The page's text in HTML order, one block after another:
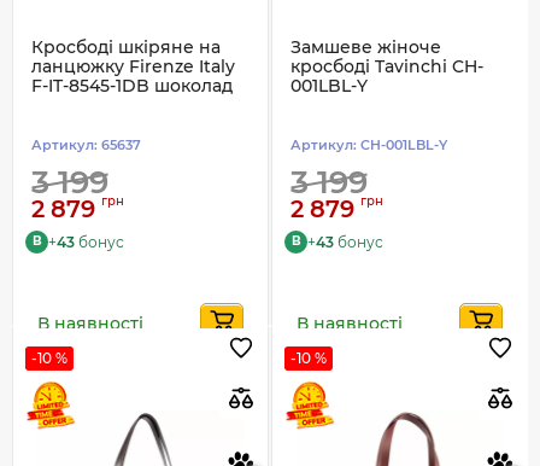
Кросбоді шкіряне на
ланцюжку Firenze Italy
F-IT-8545-1DB шоколад
Артикул: 65637
3 199
2 879 грн
B +43 бонус
В наявності
Замшеве жіноче
кросбоді Tavinchi CH-
001LBL-Y
Артикул: CH-001LBL-Y
3 199
2 879 грн
B +43 бонус
В наявності
-10 % -10 %